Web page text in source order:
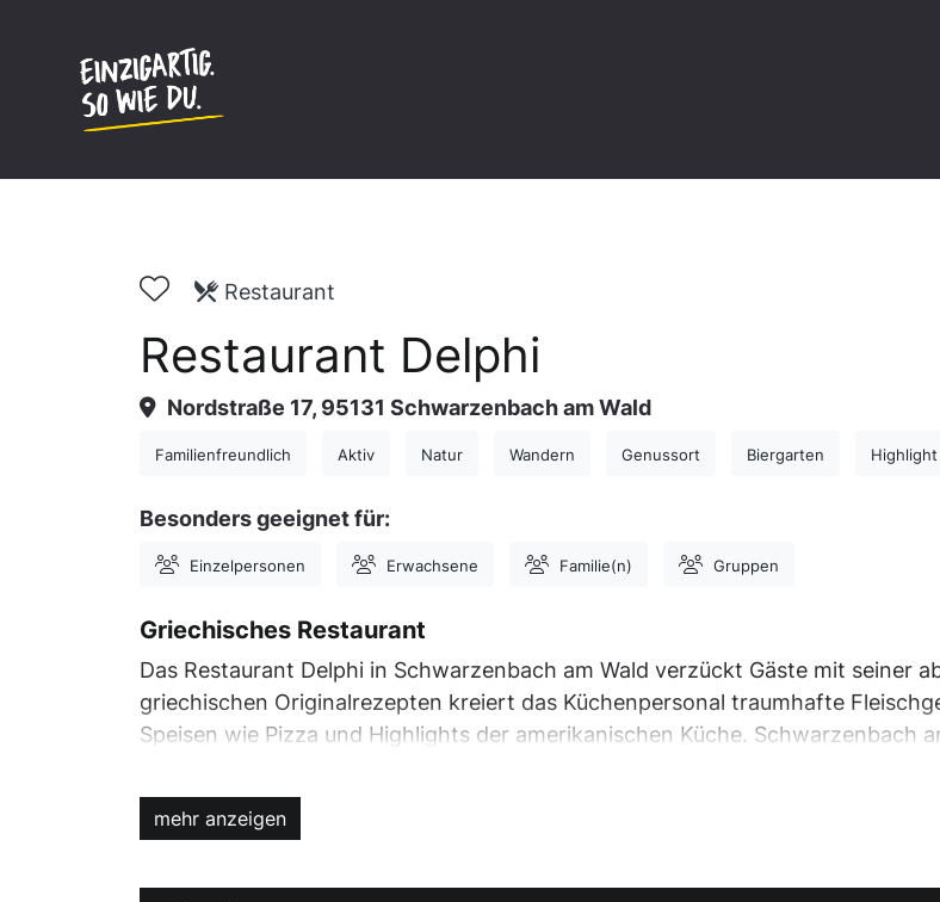
Restaurant
Restaurant Delphi
Nordstraße 17, 95131 Schwarzenbach am Wald
Familienfreundlich Aktiv Natur Wandern Genussort Biergarten
Besonders geeignet für:
Einzelpersonen Erwachsene Familie(n) Gruppen
Griechisches Restaurant
Das Restaurant Delphi in Schwarzenbach am Wald verzückt Gäste mit seiner
griechischen Originalrezepten kreiert das Küchenpersonal traumhafte
Speisen wie Pizza und Highlights der amerikanischen Küche. Schwarzenbach
Entspannen.
mehr anzeigen